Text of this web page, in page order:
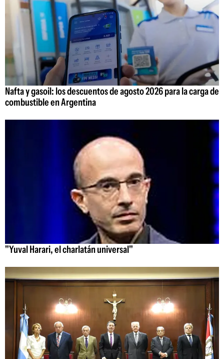
Nafta y gasoil: los descuentos de agosto 2026 para la carga de
combustible en Argentina
"Yuval Harari, el charlatán universal"